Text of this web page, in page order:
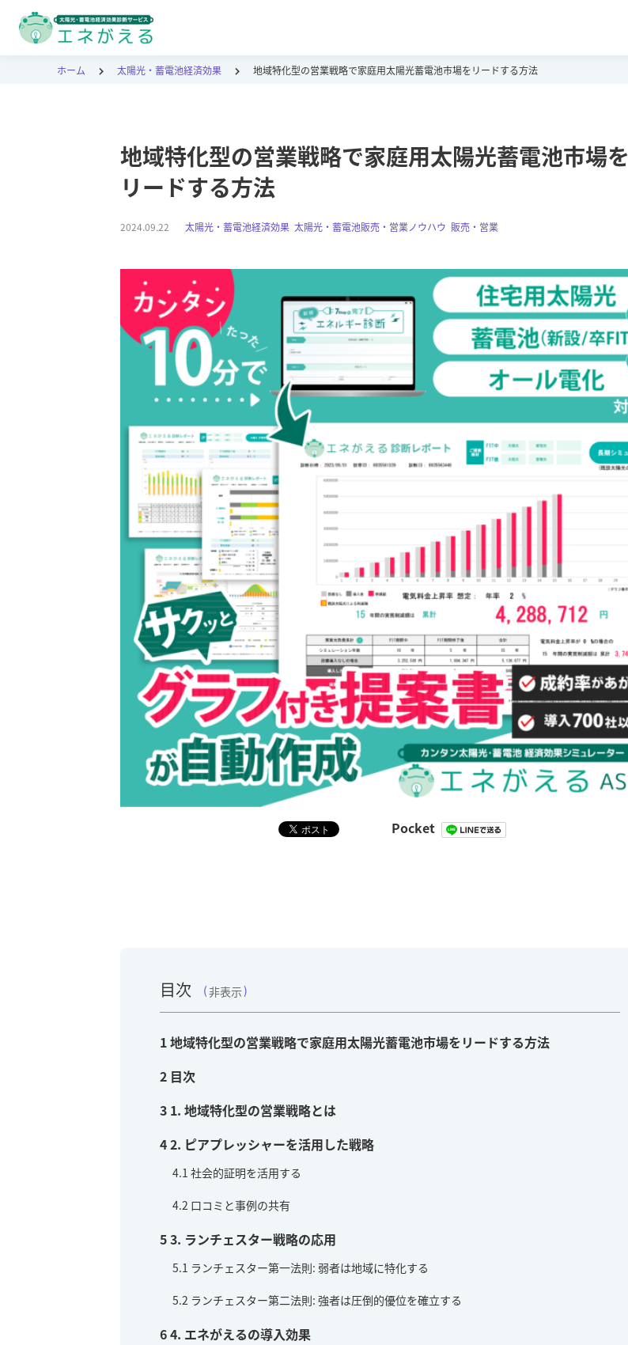
ホーム 太陽光・蓄電池経済効果 地域特化型の営業戦略で家庭用太陽光蓄電池市場をリードする方法
地域特化型の営業戦略で家庭用太陽光蓄電池市場を
リードする方法
太陽光・蓄電池経済効果 ,太陽光・蓄電池販売・営業ノウハウ 販売・営業
2024.09.22
Pocket
目次 非表示
1地域特化型の営業戦略で家庭用太陽光蓄電池市場をリードする方法
2 目次
3 1. 地域特化型の営業戦略とは
42. ピアプレッシャーを活用した戦略
4.1 社会的証明を活用する
4.2 口コミと事例の共有
53. ランチェスター戦略の応用
5.1 ランチェスター第一法則: 弱者は地域に特化する
5.2 ランチェスター第二法則: 強者は圧倒的優位を確立する
64. エネがえるの導入効果